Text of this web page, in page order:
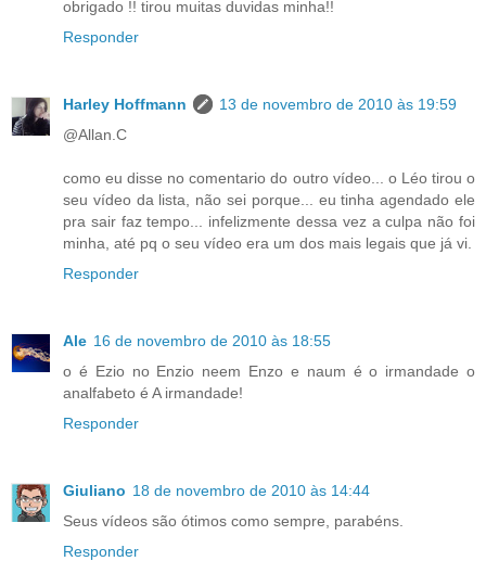
obrigado !! tirou muitas duvidas minha!!
Responder
Harley Hoffmann
13 de novembro de 2010 às 19:59
@Allan.C
como eu disse no comentario do outro vídeo... o Léo tirou o
seu vídeo da lista, não sei porque... eu tinha agendado ele
pra sair faz tempo... infelizmente dessa vez a culpa não foi
minha, até pq o seu vídeo era um dos mais legais que já vi.
Responder
Ale 16 de novembro de 2010 às 18:55
o é Ezio no Enzio neem Enzo e naum é o irmandade o
analfabeto é A irmandade!
Responder
Giuliano 18 de novembro de 2010 às 14:44
Seus vídeos são ótimos como sempre, parabéns.
Responder